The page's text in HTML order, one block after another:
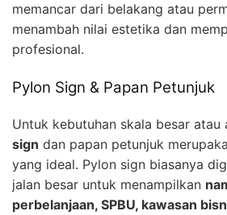
memancar dari belakang atau
menambah nilai estetika dan
profesional.
Pylon Sign & Papan Petunjuk
Untuk kebutuhan skala besar atau
sign dan papan petunjuk
yang ideal. Pylon sign biasanya
jalan besar untuk menampilkan
perbelanjaan, SPBU, kawasan